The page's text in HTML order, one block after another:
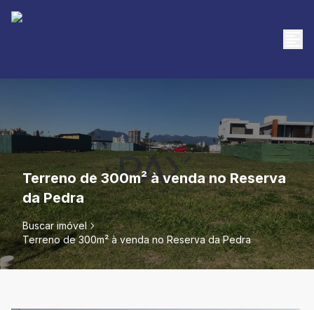
Terreno de 300m² à venda no Reserva
da Pedra
Buscar imóvel
Terreno de 300m² à venda no Reserva da Pedra